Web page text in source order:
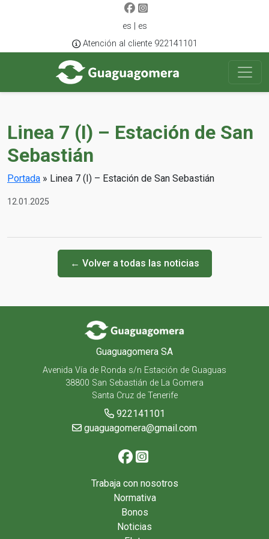
es | es
Atención al cliente 922141101
Linea 7 (I) – Estación de San
Sebastián
Portada » Linea 7 (I) – Estación de San Sebastián
12.01.2025
← Volver a todas las noticias
Guaguagomera SA
Avenida Vía de Ronda s/n Estación de Guaguas
38800 San Sebastián de La Gomera
Santa Cruz de Tenerife
922141101
guaguagomera@gmail.com
Trabaja con nosotros
Normativa
Bonos
Noticias